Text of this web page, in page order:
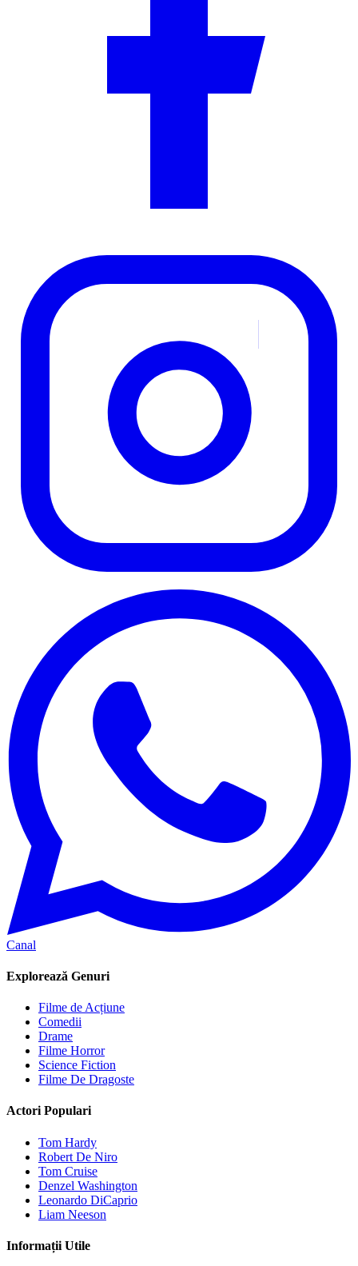
Canal
Explorează Genuri
Filme de Acțiune
Comedii
Drame
Filme Horror
Science Fiction
Filme De Dragoste
Actori Populari
Tom Hardy
Robert De Niro
Tom Cruise
Denzel Washington
Leonardo DiCaprio
Liam Neeson
Informații Utile